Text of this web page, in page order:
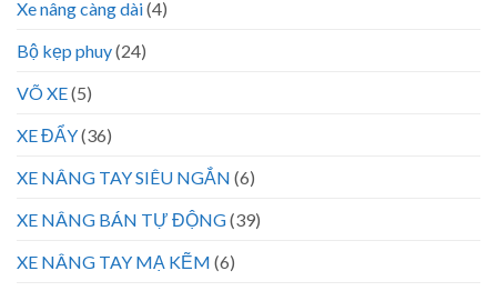
Xe nâng càng dài(4)
Bộ kẹp phuy(24)
VÕ XE(5)
XE ĐẨY(36)
XE NÂNG TAY SIÊU NGẮN (6)
XE NÂNG BÁN TỰ ĐỘNG(39)
XE NÂNG TAY MẠ KẼM (6)